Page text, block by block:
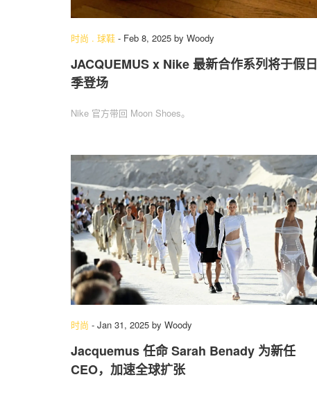
时尚 . 球鞋 - Feb 8, 2025 by Woody
JACQUEMUS x Nike 最新合作系列将于假日
季登场
Nike 官方带回 Moon Shoes。
时尚 - Jan 31, 2025 by Woody
Jacquemus 任命 Sarah Benady 为新任
CEO，加速全球扩张